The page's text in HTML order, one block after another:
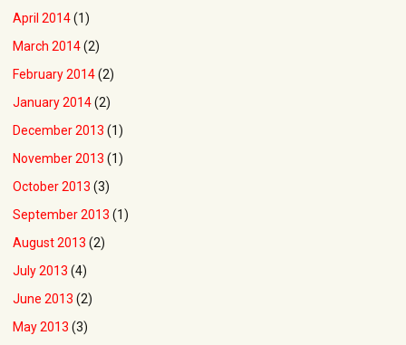
April 2014(1)
March 2014(2)
February 2014(2)
January 2014(2)
December 2013 (1)
November 2013 (1)
October 2013 (3)
September 2013 (1)
August 2013 (2)
July 2013 (4)
June 2013 (2)
May 2013 (3)